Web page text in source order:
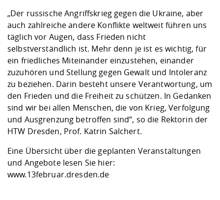
„Der russische Angriffskrieg gegen die Ukraine, aber
auch zahlreiche andere Konflikte weltweit führen uns
täglich vor Augen, dass Frieden nicht
selbstverständlich ist. Mehr denn je ist es wichtig, für
ein friedliches Miteinander einzustehen, einander
zuzuhören und Stellung gegen Gewalt und Intoleranz
zu beziehen. Darin besteht unsere Verantwortung, um
den Frieden und die Freiheit zu schützen. In Gedanken
sind wir bei allen Menschen, die von Krieg, Verfolgung
und Ausgrenzung betroffen sind“, so die Rektorin der
HTW Dresden, Prof. Katrin Salchert.
Eine Übersicht über die geplanten Veranstaltungen
und Angebote lesen Sie hier:
www.13februar.dresden.de